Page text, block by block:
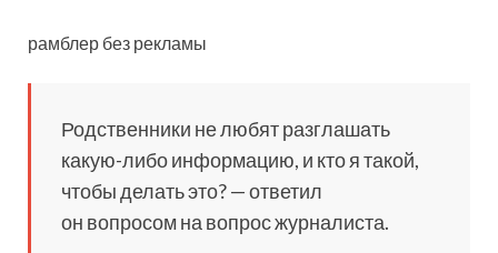
рамблер без рекламы
Родственники не любят разглашать
какую-либо информацию, и кто я такой,
чтобы делать это? — ответил
он вопросом на вопрос журналиста.